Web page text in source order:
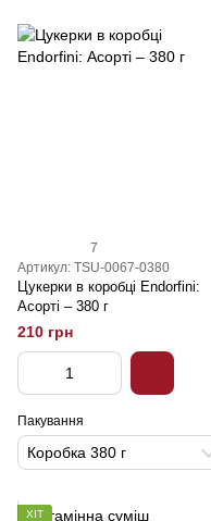
7
Артикул: TSU-0067-0380
Цукерки в коробці Endorfini:
Асорті – 380 г
210 грн
Пакування
Коробка 380 г
ХІТ